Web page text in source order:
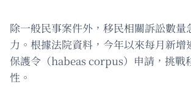
除一般民事案件外，移民相關訴訟數量
力。根據法院資料，今年以來每月新增
保護令（habeas corpus）申請，挑戰
性。